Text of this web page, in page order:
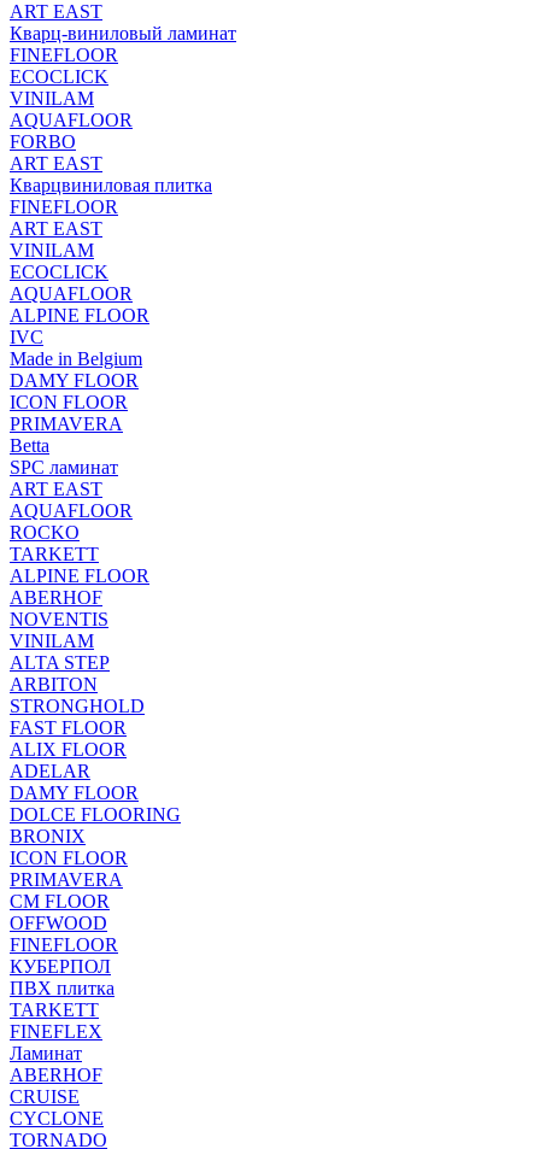
ART EAST
Кварц-виниловый ламинат
FINEFLOOR
ECOCLICK
VINILAM
AQUAFLOOR
FORBO
ART EAST
Кварцвиниловая плитка
FINEFLOOR
ART EAST
VINILAM
ECOCLICK
AQUAFLOOR
ALPINE FLOOR
IVC
Made in Belgium
DAMY FLOOR
ICON FLOOR
PRIMAVERA
Betta
SPC ламинат
ART EAST
AQUAFLOOR
ROCKO
TARKETT
ALPINE FLOOR
ABERHOF
NOVENTIS
VINILAM
ALTA STEP
ARBITON
STRONGHOLD
FAST FLOOR
ALIX FLOOR
ADELAR
DAMY FLOOR
DOLCE FLOORING
BRONIX
ICON FLOOR
PRIMAVERA
CM FLOOR
OFFWOOD
FINEFLOOR
КУБЕРПОЛ
ПВХ плитка
TARKETT
FINEFLEX
Ламинат
ABERHOF
CRUISE
CYCLONE
TORNADO